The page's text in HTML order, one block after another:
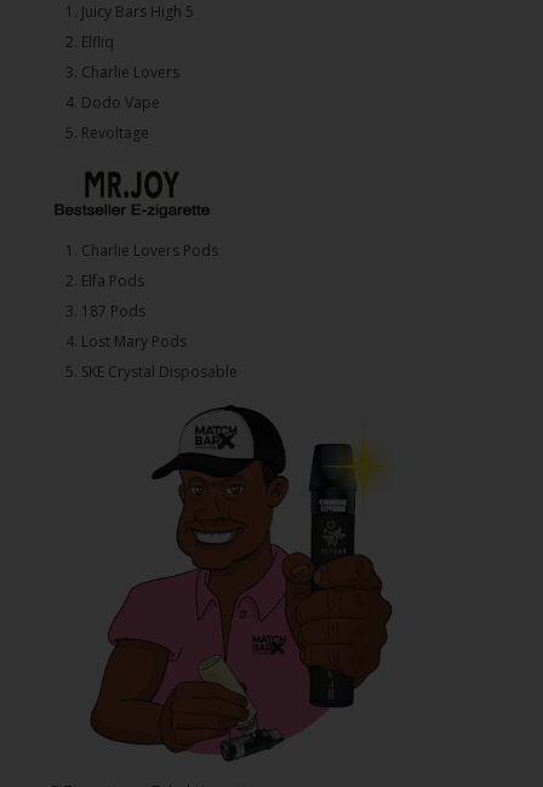
1.⁠ ⁠Juicy Bars High 5
2.⁠ ⁠⁠Elfliq
3.⁠ ⁠⁠Charlie Lovers
4.⁠ ⁠⁠Dodo Vape
5. ⁠Revoltage
1.⁠ ⁠Charlie Lovers Pods
2.⁠ ⁠⁠Elfa Pods
3.⁠ ⁠⁠187 Pods
4.⁠ ⁠⁠Lost Mary Pods
5.⁠ ⁠⁠SKE Crystal Disposable